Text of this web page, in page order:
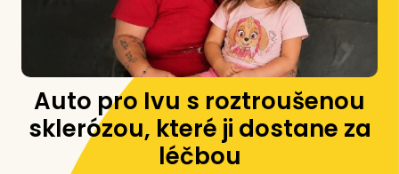
Auto pro Ivu s roztroušenou
sklerózou, které ji dostane za
léčbou